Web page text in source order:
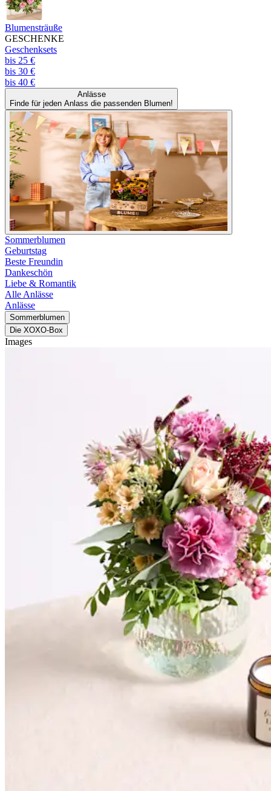
Blumensträuße
GESCHENKE
Geschenksets
bis 25 €
bis 30 €
bis 40 €
Anlässe
Finde für jeden Anlass die passenden Blumen!
Sommerblumen
Geburtstag
Beste Freundin
Dankeschön
Liebe & Romantik
Alle Anlässe
Anlässe
Sommerblumen
Die XOXO-Box
Images